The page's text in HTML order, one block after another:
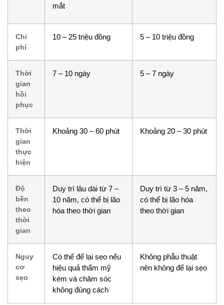
mắt
Chi
phí
10 – 25 triệu đồng 5 – 10 triệu đồng
Thời
gian
hồi
phục
7 – 10 ngày 5 – 7 ngày
Thời
gian
thực
hiện
Khoảng 30 – 60 phút Khoảng 20 – 30 phút
Độ
bền
theo
thời
gian
Duy trì lâu dài từ 7 –
10 năm, có thể bị lão
hóa theo thời gian
Duy trì từ 3 – 5 năm,
có thể bị lão hóa
theo thời gian
Nguy
cơ
sẹo
Có thể để lại sẹo nếu
hiệu quả thẩm mỹ
kém và chăm sóc
không đúng cách
Không phẫu thuật
nên không để lại sẹo